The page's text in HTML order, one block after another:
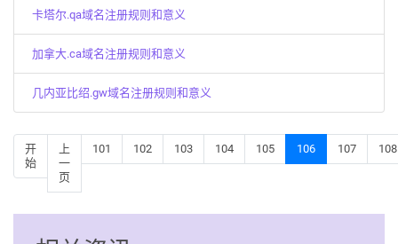
卡塔尔.qa域名注册规则和意义
加拿大.ca域名注册规则和意义
几内亚比绍.gw域名注册规则和意义
开
始
上
一
页
101 102 103 104 105 106 107 108